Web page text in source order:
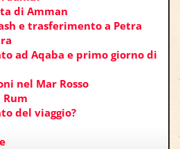
di Amman
e trasferimento a Petra
ad Aqaba e primo giorno di
nel Mar Rosso
del viaggio?